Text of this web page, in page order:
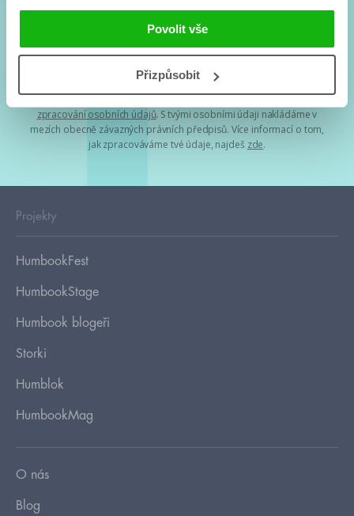
Povolit vše
Přizpůsobit
podmínkami zpracování osobních údajů
Tvá e-mailová adresa je u nás v bezpečí. Přečti sinaše podmínky
zpracování osobních údajů. S tvými osobními údaji nakládáme v
mezích obecně závazných právních předpisů. Více informací o tom,
jak zpracováváme tvé údaje, najdeš zde.
Projekty
HumbookFest
HumbookStage
Humbook blogeři
Storki
Humblok
HumbookMag
O nás
Blog